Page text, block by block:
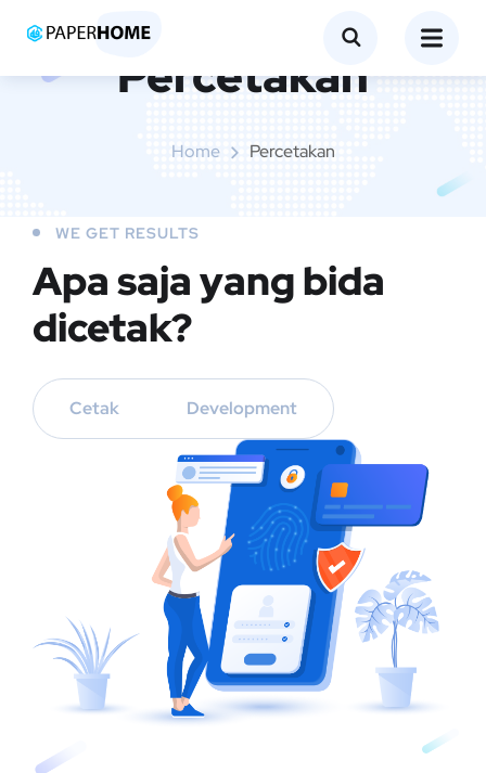
Percetakan
Home Percetakan
WE GET RESULTS
Apa saja yang bida
dicetak?
Cetak Development